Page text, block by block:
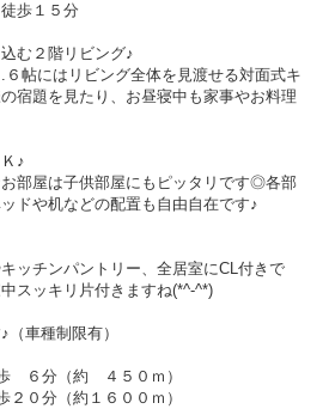
歩１５分
む２階リビング♪
帖にはリビング全体を見渡せる対面式キ
宿題を見たり、お昼寝中も家事やお料理
♪
部屋は子供部屋にもピッタリです◎各部
ドや机などの配置も自由自在です♪
ッチンパントリー、全居室にCL付きで
スッキリ片付きますね(*^-^*)
車種制限有）
６分（約 ４５０ｍ）
０分（約１６００ｍ）